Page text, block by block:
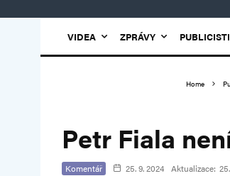
VIDEA ZPRÁVY
Home
Petr Fiala
Komentář 25. 9. 2024 Aktualizace: